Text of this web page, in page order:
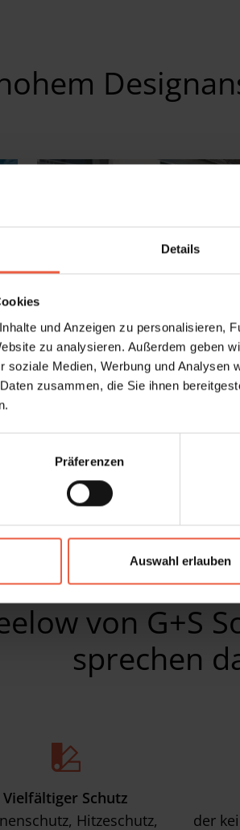
Details
und Anzeigen zu personalisieren,
zu analysieren. Außerdem geben
soziale Medien, Werbung und Analysen
zusammen, die Sie ihnen
Präferenzen
Auswahl erlauben
Sonnensegel
– Innovatives Design
Produktdetails
von G+S
sprechen
Vielfältiger Schutz
Hitzeschutz,
der